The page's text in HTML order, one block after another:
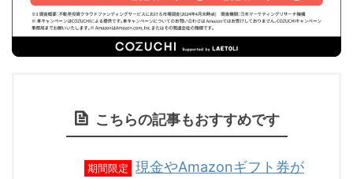
こちらの記事もおすすめです
期間限定
現金やAmazonギフト券が